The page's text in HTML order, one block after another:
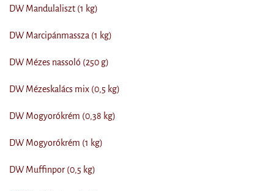
DW Mandulaliszt (1 kg)
DW Marcipánmassza (1 kg)
DW Mézes nassoló (250 g)
DW Mézeskalács mix (0,5 kg)
DW Mogyorókrém (0,38 kg)
DW Mogyorókrém (1 kg)
DW Muffinpor (0,5 kg)